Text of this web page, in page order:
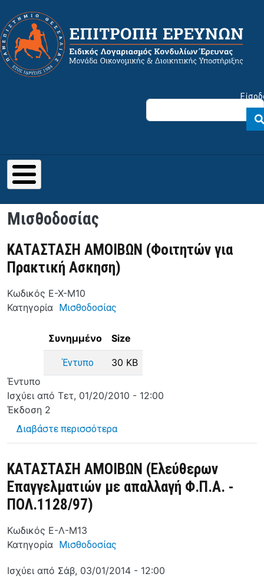
Μισθοδοσίας
ΚΑΤΑΣΤΑΣΗ ΑΜΟΙΒΩΝ (Φοιτητών για
Πρακτική Ασκηση)
Κωδικός Ε-Χ-M10
Κατηγορία Μισθοδοσίας
Έντυπο
Συνημμένο Size
Έντυπο 30 KB
Ισχύει από Τετ, 01/20/2010 - 12:00
Έκδοση 2
Διαβάστε περισσότεραγια το ΚΑΤΑΣΤΑΣΗ ΑΜΟΙΒΩΝ
ΚΑΤΑΣΤΑΣΗ ΑΜΟΙΒΩΝ (Ελεύθερων
Επαγγελματιών με απαλλαγή Φ.Π.Α. -
ΠΟΛ.1128/97)
Κωδικός Ε-Λ-Μ13
Κατηγορία Μισθοδοσίας
Ισχύει από Σάβ, 03/01/2014 - 12:00